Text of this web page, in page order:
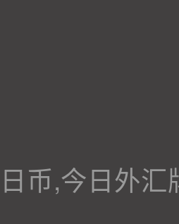
币,今日外